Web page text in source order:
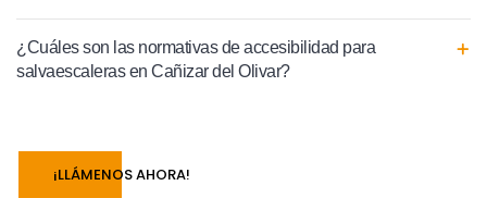
¿Cuáles son las normativas de accesibilidad para
salvaescaleras en Cañizar del Olivar?
¡LLÁMENOS AHORA!